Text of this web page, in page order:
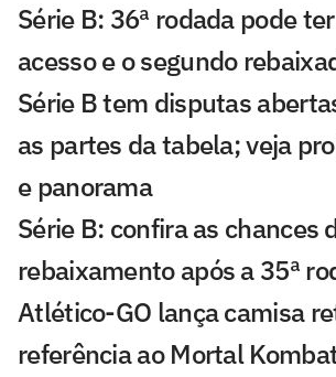
Série B: 36ª rodada pode
acesso e o segundo
Série B tem disputas
as partes da tabela; veja
e panorama
Série B: confira as chances
rebaixamento após a 35ª
Atlético-GO lança camisa
referência ao Mortal